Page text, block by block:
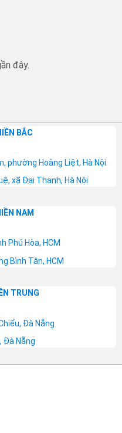
đây.
BẮC
phường Hoàng Liệt, Hà Nội
xã Đại Thanh, Hà Nội
NAM
Phú Hòa, HCM
Bình Tân, HCM
TRUNG
Đà Nẵng
Đà Nẵng